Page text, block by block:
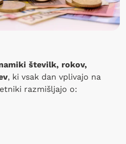
številk, rokov,
, ki vsak dan vplivajo na
razmišljajo o: